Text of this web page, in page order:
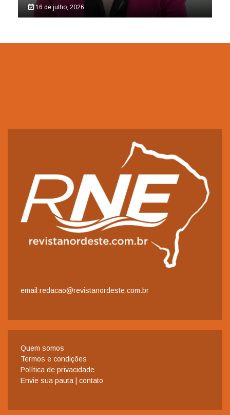
16 de julho, 2026
email:redacao@revistanordeste.com.br
Quem somos
Termos e condições
Política de privacidade
Envie sua pauta | contato